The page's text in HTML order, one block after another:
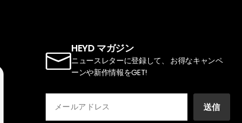
HEYD マガジン
ニュースレターに登録して、 お得なキャンペ
ーンや新作情報をGET!
送信